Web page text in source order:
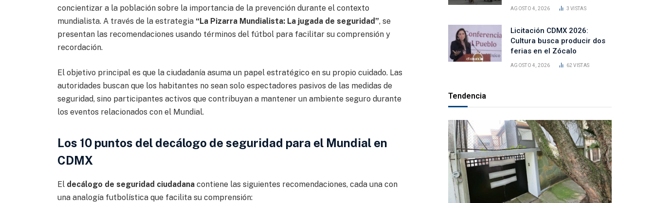
concientizar a la población sobre la importancia de la prevención durante el contexto
mundialista. A través de la estrategia “La Pizarra Mundialista: La jugada de seguridad”, se
presentan las recomendaciones usando términos del fútbol para facilitar su comprensión y
recordación.
El objetivo principal es que la ciudadanía asuma un papel estratégico en su propio cuidado. Las
autoridades buscan que los habitantes no sean solo espectadores pasivos de las medidas de
seguridad, sino participantes activos que contribuyan a mantener un ambiente seguro durante
los eventos relacionados con el Mundial.
Los 10 puntos del decálogo de seguridad para el Mundial en
CDMX
El decálogo de seguridad ciudadanacontiene las siguientes recomendaciones, cada una con
una analogía futbolística que facilita su comprensión:
AGOSTO 4, 2026 3VISTAS
Licitación CDMX 2026:
Cultura busca producir dos
ferias en el Zócalo
AGOSTO 4, 2026 62VISTAS
Tendencia